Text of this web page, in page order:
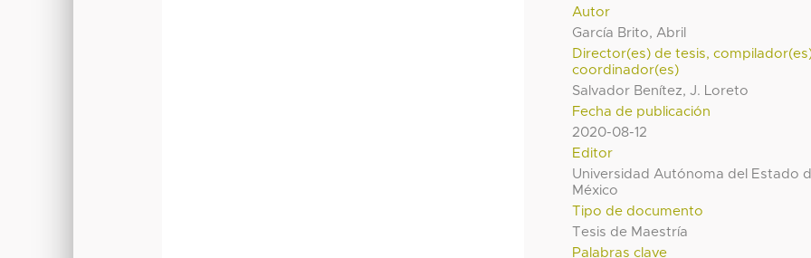
Autor
García Brito, Abril
Director(es) de tesis,
coordinador(es)
Salvador Benítez, J. Loreto
Fecha de publicación
2020-08-12
Editor
Universidad Autónoma del Estado
México
Tipo de documento
Tesis de Maestría
Palabras clave